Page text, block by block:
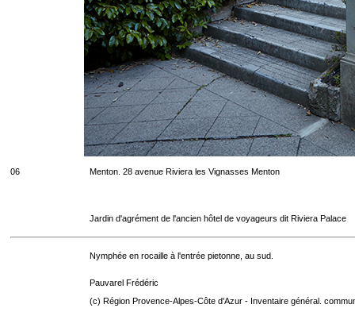
06 Menton. 28 avenue Riviera les Vignasses Menton
Jardin d'agrément de l'ancien hôtel de voyageurs dit Riviera Palace
Nymphée en rocaille à l'entrée pietonne, au sud.
Pauvarel Frédéric
(c) Région Provence-Alpes-Côte d'Azur - Inventaire général.